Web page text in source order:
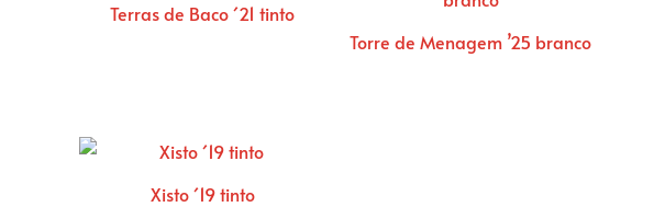
Terras de Baco ´21 tinto
Torre de Menagem ’25 branco
Xisto ´19 tinto